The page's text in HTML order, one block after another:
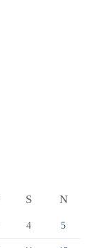
S N
4 5